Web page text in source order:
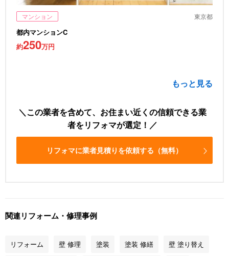
マンション 東京都
都内マンションC
約250万円
もっと見る
この業者を含めて、お住まい近くの信頼できる業
者をリフォマが選定！
リフォマに業者見積りを依頼する（無料）
関連リフォーム・修理事例
リフォーム 壁 修理 塗装 塗装 修繕 壁 塗り替え